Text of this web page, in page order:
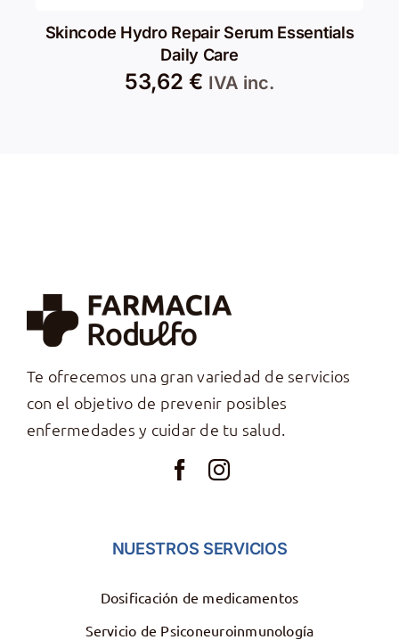
Skincode Hydro Repair Serum Essentials
Daily Care
53,62 € IVA inc.
Te ofrecemos una gran variedad de servicios
con el objetivo de prevenir posibles
enfermedades y cuidar de tu salud.
NUESTROS SERVICIOS
Dosificación de medicamentos
Servicio de Psiconeuroinmunología